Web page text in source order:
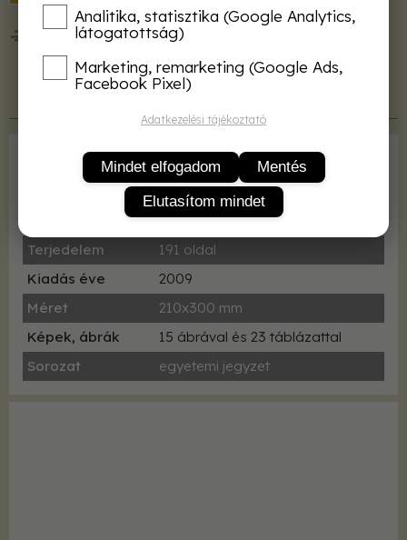
50 000 Ft felett ingyenes kiszállítás!
MATE
2001040018640
fűzve
Terjedelem
191 oldal
Kiadás éve
2009
Méret
210x300 mm
Képek, ábrák
15 ábrával és 23 táblázattal
Sorozat
egyetemi jegyzet
Analitika, statisztika (Google Analytics,
látogatottság)
Marketing, remarketing (Google Ads,
Facebook Pixel)
Adatkezelési tájékoztató
Mindet elfogadom
Mentés
Elutasítom mindet